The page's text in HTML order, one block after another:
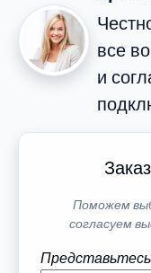
все
и
Поможем
согласуем